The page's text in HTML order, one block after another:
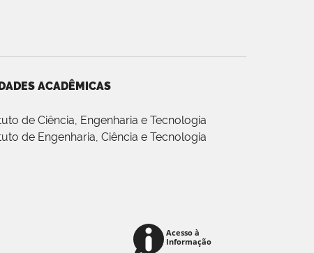
ACADÊMICAS
de Ciência, Engenharia e Tecnologia
de Engenharia, Ciência e Tecnologia